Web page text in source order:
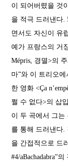
이 되어버렸을 것
을 적극 드러낸다.
면서도 자신이 유
예가 프랑스의 거
Mépris, 경멸>의
마”와 이 트리오
한 영화 <Ça
쩔 수 없다>의 삽
이 두 곡에서 그는
를 통해 드러낸다.
을 간접적으로 드
#4/aBachadabra”